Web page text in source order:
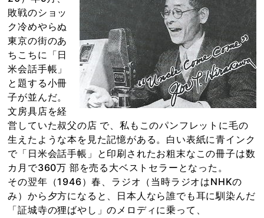
敗戦のショッ
ク冷めやらぬ
東京の街のあ
ちこちに「日
米会話手帳」
と題する小冊
子が並んだ。
文房具店を経
営していた叔父の店 で、私もこのパンフレットに毛の
生えたような本を見た記憶がある。白い表紙に青インク
で「日米会話手帳」と印刷されたお粗末なこの冊子は数
カ月で360万 部を売る大ベストセラーとなった。
その翌年（1946）春、ラジオ（当時ラジオはNHKの
み）から夕方になると、日本人なら誰でも耳に馴染んだ
「証城寺の狸ばやし」のメロディに乗って、